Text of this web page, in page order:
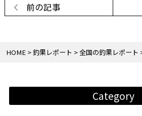
Category
HOME 釣果レポート 全国の釣果レポート
前の記事